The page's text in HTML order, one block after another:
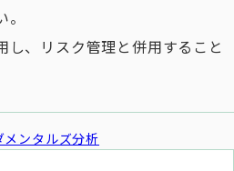
し、リスク管理と併用すること
メンタルズ分析